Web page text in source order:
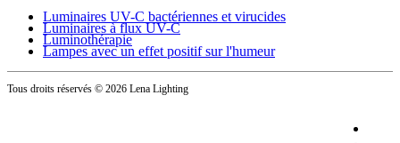
Luminaires UV-C bactériennes et virucides
Luminaires à flux UV-C
Luminothérapie
Lampes avec un effet positif sur l'humeur
Tous droits réservés © 2026 Lena Lighting